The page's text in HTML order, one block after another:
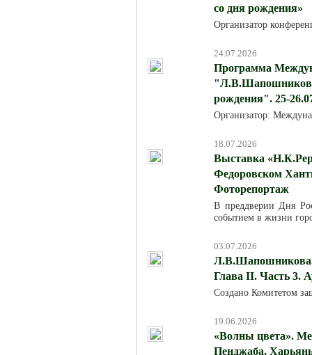
со дня рождения»
Организатор
24.07.2026
Программа
"Л.В.Шапошникова:
рождения". 25-
Организатор:
18.07.2026
Выставка
Федоровском
Фоторепортаж
В преддверии Дня
событием в жизни
03.07.2026
Л.В.Шапошникова.
Глава II. Часть 3.
Создано Комитетом
19.06.2026
«Волны цвета».
Пенджаба,